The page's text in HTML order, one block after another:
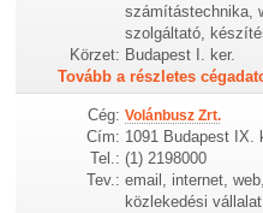
számítástechnika,
szolgáltató,
Körzet: Budapest I. ker.
Tovább a részletes
Cég: Volánbusz Zrt.
Cím: 1091 Budapest IX.
Tel.: (1) 2198000
Tev.: email, internet,
közlekedési